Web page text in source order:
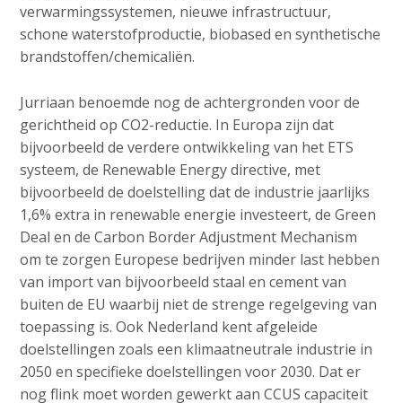
verwarmingssystemen, nieuwe infrastructuur,
schone waterstofproductie, biobased en synthetische
brandstoffen/chemicaliën.
Jurriaan benoemde nog de achtergronden voor de
gerichtheid op CO2-reductie. In Europa zijn dat
bijvoorbeeld de verdere ontwikkeling van het ETS
systeem, de Renewable Energy directive, met
bijvoorbeeld de doelstelling dat de industrie jaarlijks
1,6% extra in renewable energie investeert, de Green
Deal en de Carbon Border Adjustment Mechanism
om te zorgen Europese bedrijven minder last hebben
van import van bijvoorbeeld staal en cement van
buiten de EU waarbij niet de strenge regelgeving van
toepassing is. Ook Nederland kent afgeleide
doelstellingen zoals een klimaatneutrale industrie in
2050 en specifieke doelstellingen voor 2030. Dat er
nog flink moet worden gewerkt aan CCUS capaciteit